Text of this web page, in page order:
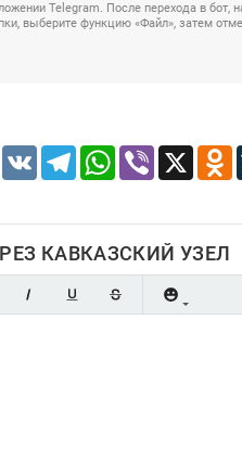
Telegram. После перехода в бот,
выберите функцию «Файл», затем
VK TelegramWhatsApp
Viber X
КАВКАЗСКИЙ УЗЕЛ